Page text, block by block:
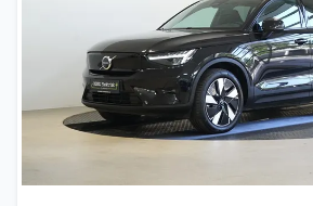
app-integration
automatgear